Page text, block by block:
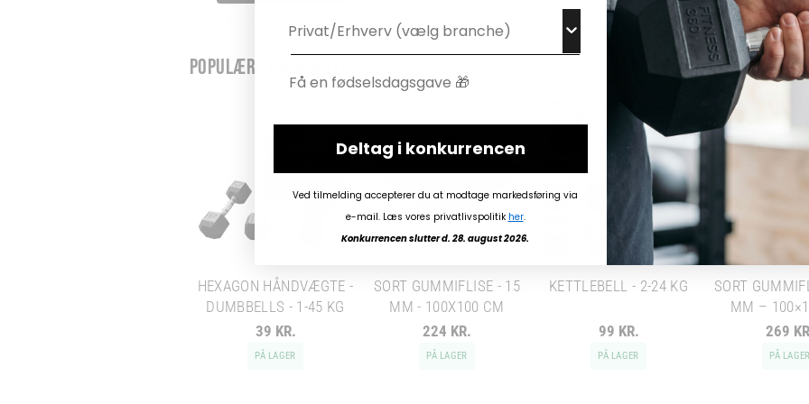
POPULÆRE PRODUKTER
HEXAGON HÅNDVÆGTE -
DUMBBELLS - 1-45 KG
39 KR.
PÅ LAGER
SORT GUMMIFLISE - 15
MM - 100X100 CM
224 KR.
PÅ LAGER
KETTLEBELL - 2-24 KG
99 KR.
PÅ LAGER
SORT
MM –
269
PÅ
Deltag i konkurrencen
Ved tilmelding accepterer du at modtage markedsføring via
e-mail. Læs vores privatlivspolitik her.
Konkurrencen slutter d. 28. august 2026.